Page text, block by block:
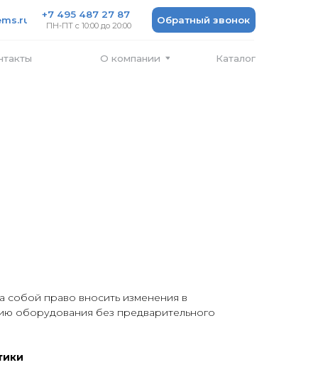
Обратный звонок
487 27 87
до 20:00
собой право вносить изменения в
оборудования без предварительного